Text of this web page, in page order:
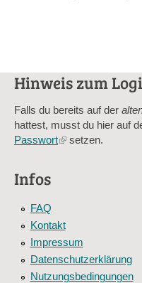
Hinweis zum
Falls du bereits auf der
hattest, musst du hier auf
Passwort(linksetzen.
Infos
FAQ
Kontakt
Impressum
Datenschutzerklärung
Nutzungsbedingungen